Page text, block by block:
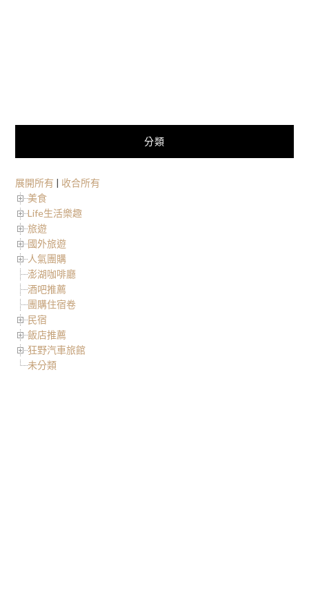
分類
展開所有 | 收合所有
美食
Life生活樂趣
旅遊
國外旅遊
人氣團購
澎湖咖啡廳
酒吧推薦
團購住宿卷
民宿
飯店推薦
狂野汽車旅館
未分類